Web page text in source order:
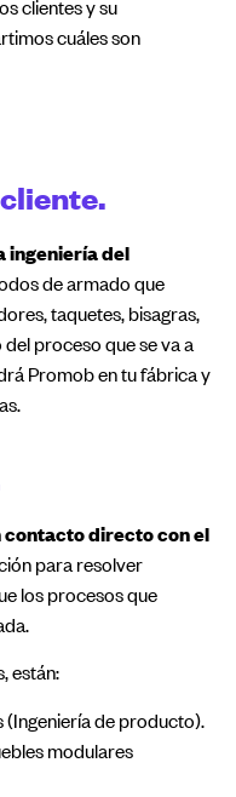
clientes y su
cuáles son
ingeniería del
de armado que
taquetes, bisagras,
proceso que se va a
Promob en tu fábrica y
contacto directo con el
para resolver
los procesos que
están:
de producto).
modulares